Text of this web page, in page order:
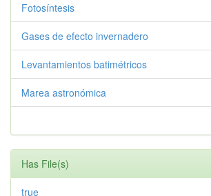
Fotosíntesis
Gases de efecto invernadero
Levantamientos batimétricos
Marea astronómica
Has File(s)
true